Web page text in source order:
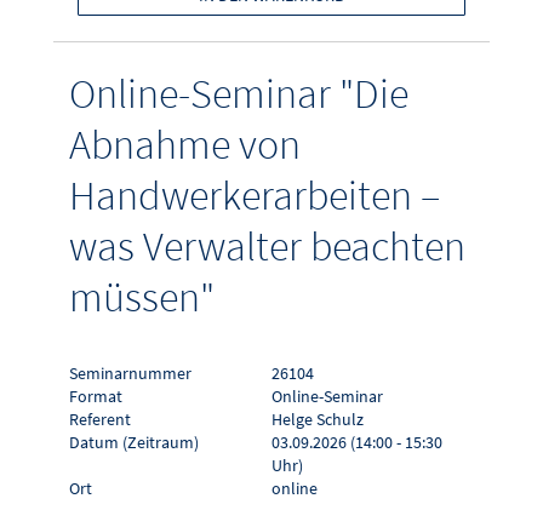
Online-Seminar "Die
Abnahme von
Handwerkerarbeiten –
was Verwalter beachten
müssen"
Seminarnummer
26104
Format
Online-Seminar
Referent
Helge Schulz
Datum (Zeitraum)
03.09.2026 (14:00 - 15:30
Uhr)
Ort
online